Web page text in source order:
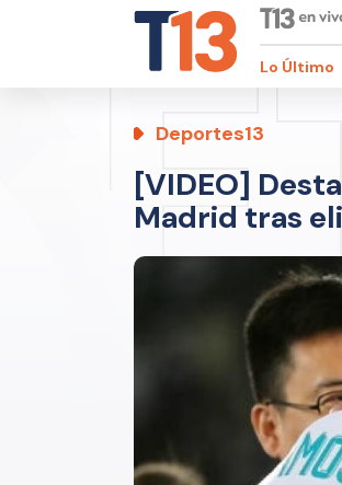
Lo Último
Deportes13
[VIDEO]
Madrid tras